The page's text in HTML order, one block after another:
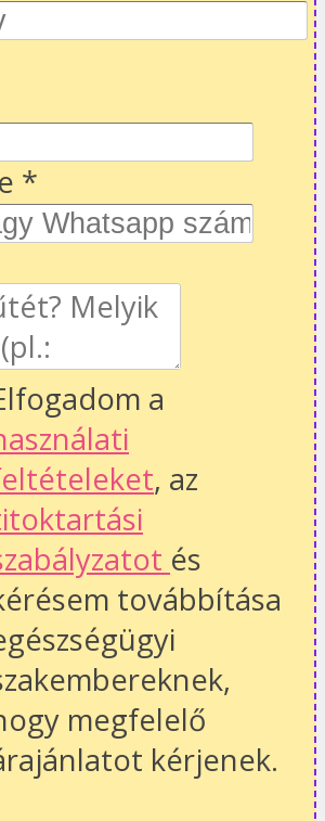
*
a
, az
és
továbbítása
megfelelő
kérjenek.